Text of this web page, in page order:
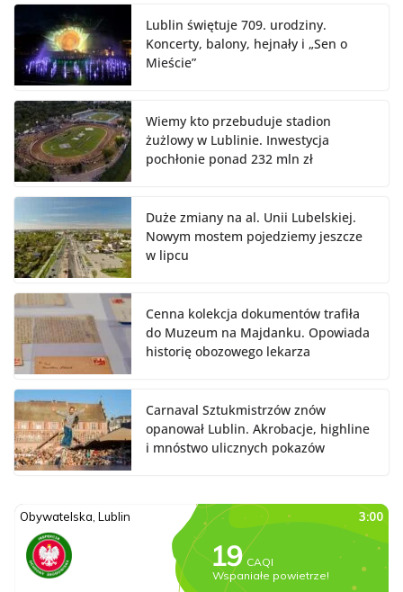
Lublin świętuje 709. urodziny.
Koncerty, balony, hejnały i „Sen o
Mieście”
Wiemy kto przebuduje stadion
żużlowy w Lublinie. Inwestycja
pochłonie ponad 232 mln zł
Duże zmiany na al. Unii Lubelskiej.
Nowym mostem pojedziemy jeszcze
w lipcu
Cenna kolekcja dokumentów trafiła
do Muzeum na Majdanku. Opowiada
historię obozowego lekarza
Carnaval Sztukmistrzów znów
opanował Lublin. Akrobacje, highline
i mnóstwo ulicznych pokazów